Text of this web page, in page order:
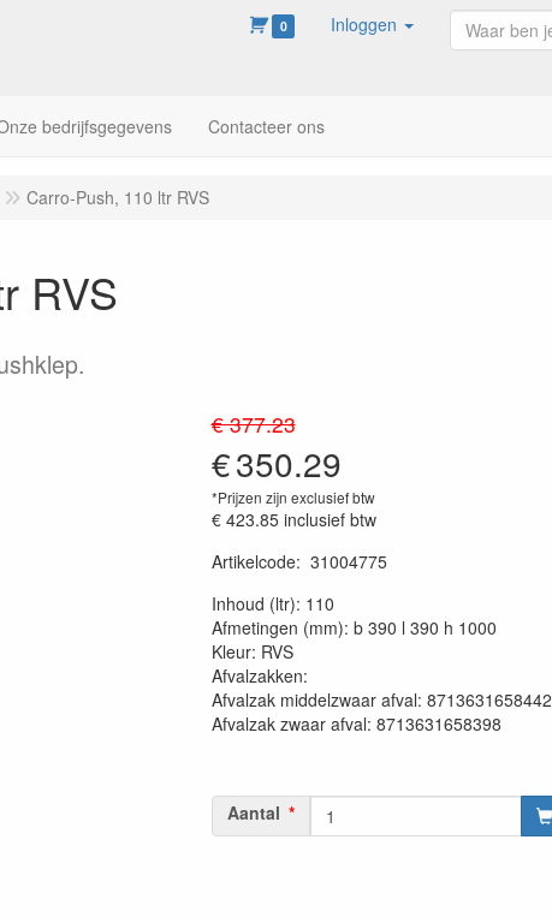
0 Inloggen
bedrijfsgegevens Contacteer ons
Carro-Push, 110 ltr RVS
RVS
€ 377.23
€350.29
*Prijzen zijn exclusief btw
€ 423.85 inclusief btw
Artikelcode: 31004775
Inhoud (ltr): 110
Afmetingen (mm): b 390 l 390 h 1000
Kleur: RVS
Afvalzakken:
Afvalzak middelzwaar afval: 8713631658442
Afvalzak zwaar afval: 8713631658398
Aantal